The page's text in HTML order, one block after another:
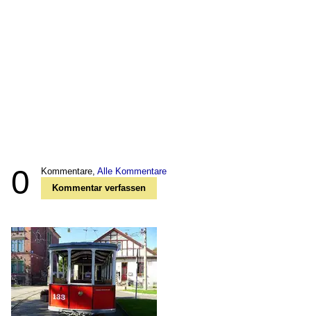
0 Kommentare, Alle Kommentare
Kommentar verfassen